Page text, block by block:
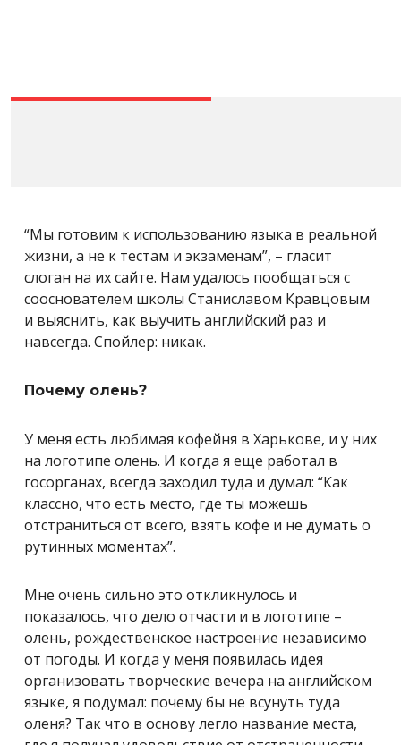
“Мы готовим к использованию языка в реальной
жизни, а не к тестам и экзаменам”, – гласит
слоган на их сайте. Нам удалось пообщаться с
сооснователем школы Станиславом Кравцовым
и выяснить, как выучить английский раз и
навсегда. Спойлер: никак.
Почему олень?
У меня есть любимая кофейня в Харькове, и у них
на логотипе олень. И когда я еще работал в
госорганах, всегда заходил туда и думал: “Как
классно, что есть место, где ты можешь
отстраниться от всего, взять кофе и не думать о
рутинных моментах”.
Мне очень сильно это откликнулось и
показалось, что дело отчасти и в логотипе –
олень, рождественское настроение независимо
от погоды. И когда у меня появилась идея
организовать творческие вечера на английском
языке, я подумал: почему бы не всунуть туда
оленя? Так что в основу легло название места,